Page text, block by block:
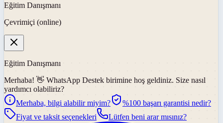
Eğitim Danışmanı
Çevrimiçi (online)
Eğitim Danışmanı
Merhaba! 👋 WhatsApp Destek birimine hoş geldiniz. Size nasıl
yardımcı olabiliriz?
Merhaba, bilgi alabilir miyim?
%100 başarı garantisi nedir?
Fiyat ve taksit seçenekleri
Lütfen beni arar mısınız?